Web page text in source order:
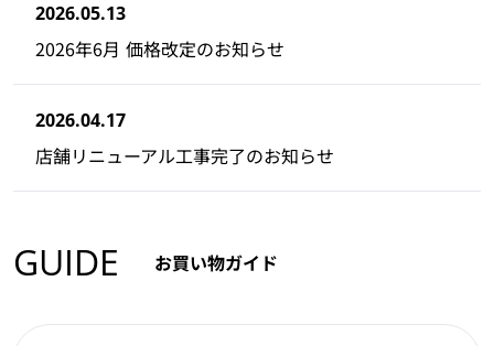
2026.05.13
2026年6月 価格改定のお知らせ
2026.04.17
店舗リニューアル工事完了のお知らせ
GUIDE お買い物ガイド